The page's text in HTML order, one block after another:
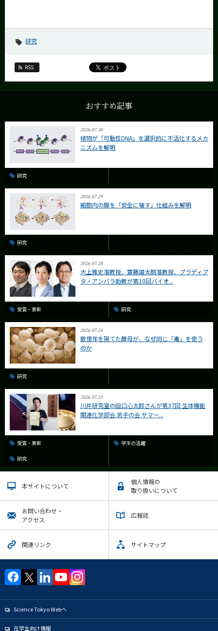
研究
RSS
おすすめ記事
2026.07.30
植物が「可動性DNA」を選択的に不活化するメカ
ニズムを解明
研究
2026.07.29
細胞内の膜を「安全に壊す」仕組みを解明
研究
2026.07.28
大上雅史准教授、齋藤雄太朗准教授、プラディプ
タ・アンバラ助教が第10回バイオ...
受賞・表彰 研究
2026.07.24
数億年を隔てた酵母が、なぜ同じ「毒」を使う
のか
研究
2026.07.23
川井研究室の田口心太郎さんが第37回 生体機能
関連化学部会 若手の会 サマー...
受賞・表彰 学生の活躍
研究
本サイトについて
個人情報の
取り扱いについて
お問い合わせ・
アクセス
広報誌
関連リンク サイトマップ
Science Tokyo Webヘ
在学生向け情報